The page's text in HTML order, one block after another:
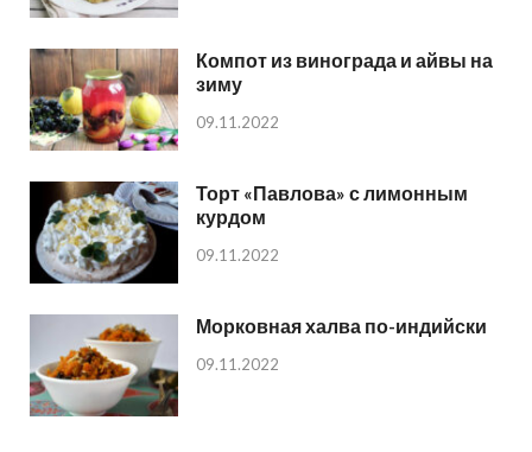
Компот из винограда и айвы на
зиму
09.11.2022
Торт «Павлова» с лимонным
курдом
09.11.2022
Морковная халва по-индийски
09.11.2022